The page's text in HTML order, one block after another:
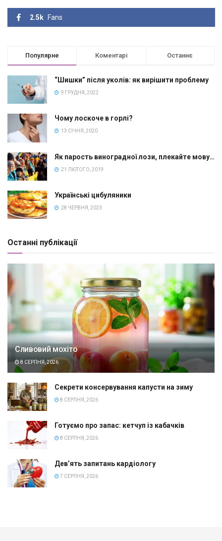
2.5k Fans
Популярне Коментарі Останнє
“Шишки” після уколів: як вирішити проблему
9 ГРУДНЯ, 2022
Чому лоскоче в горлі?
13 СІЧНЯ, 2020
Як парость виноградної лози, плекайте мову…
21 ЛЮТОГО, 2019
Українські цибуляники
28 ЧЕРВНЯ, 2023
Останні публікації
Сливовий мохіто
8 СЕРПНЯ, 2026
Секрети консервування капусти на зиму
8 СЕРПНЯ, 2026
Готуємо про запас: кетчуп із кабачків
8 СЕРПНЯ, 2026
Дев’ять запитань кардіологу
7 СЕРПНЯ, 2026